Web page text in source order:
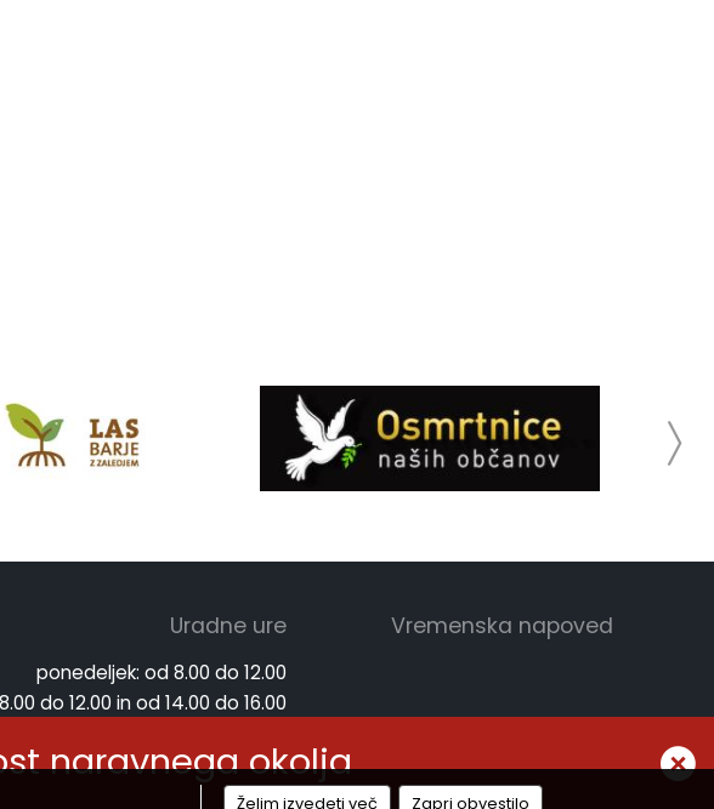
naravnega okolja
Uradne ure
ponedeljek: od 8.00 do 12.00
do 12.00 in od 14.00 do 16.00
Vremenska napoved
Želim izvedeti več Zapri obvestilo